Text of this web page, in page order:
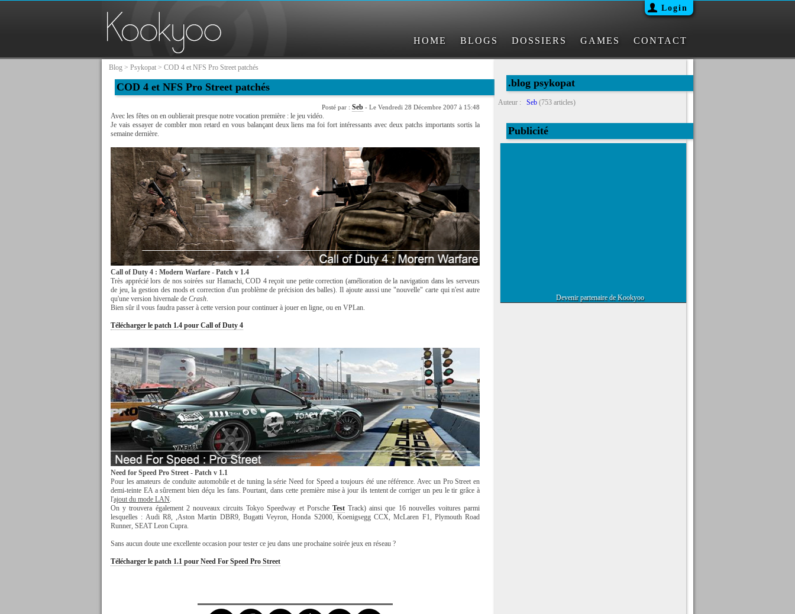
Login
HOME BLOGS DOSSIERS GAMES CONTACT
Blog > Psykopat > COD 4 et NFS Pro Street patchés
COD 4 et NFS Pro Street patchés
Posté par : Seb - Le Vendredi 28 Décembre 2007 à 15:48
Avec les fêtes on en oublierait presque notre vocation première : le jeu vidéo.
Je vais essayer de combler mon retard en vous balançant deux liens ma foi fort intéressants avec deux patchs importants sortis la
semaine dernière.
Call of Duty 4 : Modern Warfare - Patch v 1.4
Très apprécié lors de nos soirées sur Hamachi, COD 4 reçoit une petite correction (amélioration de la navigation dans les serveurs
de jeu, la gestion des mods et correction d'un problème de précision des balles). Il ajoute aussi une "nouvelle" carte qui n'est autre
qu'une version hivernale de Crash.
Bien sûr il vous faudra passer à cette version pour continuer à jouer en ligne, ou en VPLan.
Télécharger le patch 1.4 pour Call of Duty 4
Need for Speed Pro Street - Patch v 1.1
Pour les amateurs de conduite automobile et de tuning la série Need for Speed a toujours été une référence. Avec un Pro Street en
demi-teinte EA a sûrement bien déçu les fans. Pourtant, dans cette première mise à jour ils tentent de corriger un peu le tir grâce à
l'ajout du mode LAN.
On y trouvera également 2 nouveaux circuits Tokyo Speedway et Porsche TestTrack) ainsi que 16 nouvelles voitures parmi
lesquelles : Audi R8, ,Aston Martin DBR9, Bugatti Veyron, Honda S2000, Koenigsegg CCX, McLaren F1, Plymouth Road
Runner, SEAT Leon Cupra.
Sans aucun doute une excellente occasion pour tester ce jeu dans une prochaine soirée jeux en réseau ?
Télécharger le patch 1.1 pour Need For Speed Pro Street
.blog psykopat
Auteur : Seb (753 articles)
Publicité
Devenir partenaire de Kookyoo